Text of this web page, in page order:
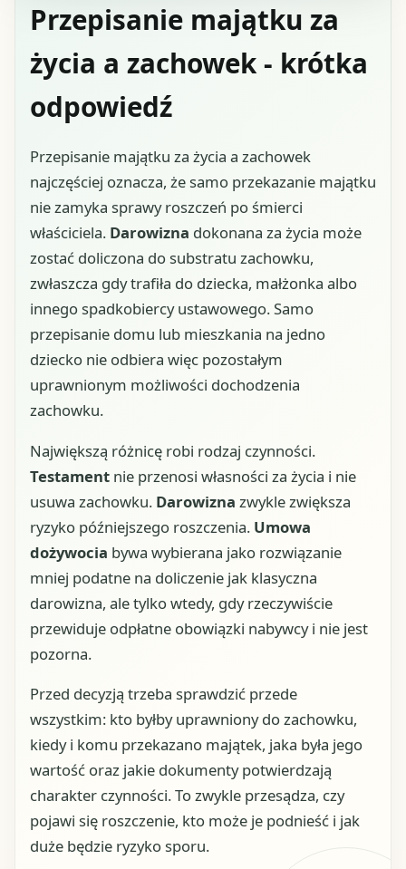
Przepisanie majątku za
życia a zachowek - krótka
odpowiedź
Przepisanie majątku za życia a zachowek
najczęściej oznacza, że samo przekazanie majątku
nie zamyka sprawy roszczeń po śmierci
właściciela. Darowizna dokonana za życia może
zostać doliczona do substratu zachowku,
zwłaszcza gdy trafiła do dziecka, małżonka albo
innego spadkobiercy ustawowego. Samo
przepisanie domu lub mieszkania na jedno
dziecko nie odbiera więc pozostałym
uprawnionym możliwości dochodzenia
zachowku.
Największą różnicę robi rodzaj czynności.
Testament nie przenosi własności za życia i nie
usuwa zachowku. Darowizna zwykle zwiększa
ryzyko późniejszego roszczenia. Umowa
dożywocia bywa wybierana jako rozwiązanie
mniej podatne na doliczenie jak klasyczna
darowizna, ale tylko wtedy, gdy rzeczywiście
przewiduje odpłatne obowiązki nabywcy i nie jest
pozorna.
Przed decyzją trzeba sprawdzić przede
wszystkim: kto byłby uprawniony do zachowku,
kiedy i komu przekazano majątek, jaka była jego
wartość oraz jakie dokumenty potwierdzają
charakter czynności. To zwykle przesądza, czy
pojawi się roszczenie, kto może je podnieść i jak
duże będzie ryzyko sporu.